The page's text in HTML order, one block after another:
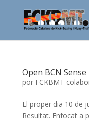
Open BCN
por FCKBMT
El proper dia 10 de
Resultat. Enfocat a